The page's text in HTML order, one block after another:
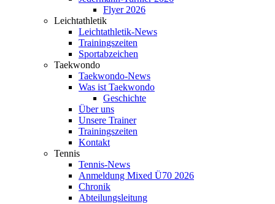
Flyer 2026
Leichtathletik
Leichtathletik-News
Trainingszeiten
Sportabzeichen
Taekwondo
Taekwondo-News
Was ist Taekwondo
Geschichte
Über uns
Unsere Trainer
Trainingszeiten
Kontakt
Tennis
Tennis-News
Anmeldung Mixed Ü70 2026
Chronik
Abteilungsleitung